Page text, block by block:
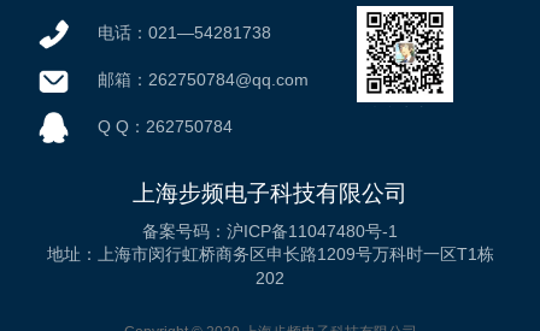
电话：021—54281738
邮箱：262750784@qq.com
Q Q：262750784
上海步频电子科技有限公司
备案号码：沪ICP备11047480号-1
地址：上海市闵行虹桥商务区申长路1209号万科时一区T1栋
202